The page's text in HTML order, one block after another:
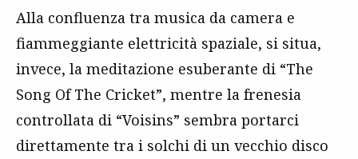
Alla confluenza tra musica da camera e
fiammeggiante elettricità spaziale, si situa,
invece, la meditazione esuberante di “The
Song Of The Cricket”, mentre la frenesia
controllata di “Voisins” sembra portarci
direttamente tra i solchi di un vecchio disco